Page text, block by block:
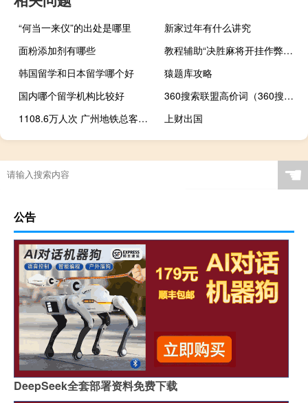
“何当一来仪”的出处是哪里
新家过年有什么讲究
面粉添加剂有哪些
教程辅助“决胜麻将开挂作弊软件是真的吗-确实可以开挂
韩国留学和日本留学哪个好
猿题库攻略
国内哪个留学机构比较好
360搜索联盟高价词（360搜索联盟）
1108.6万人次 广州地铁总客运量创年内单日新高
上财出国
☚
公告
DeepSeek全套部署资料免费下载